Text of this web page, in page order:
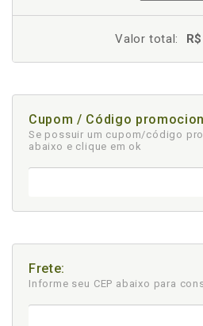
Valor total:
Cupom / Código
Se possuir um cupom/código
abaixo e clique em ok
Frete:
Informe seu CEP abaixo para